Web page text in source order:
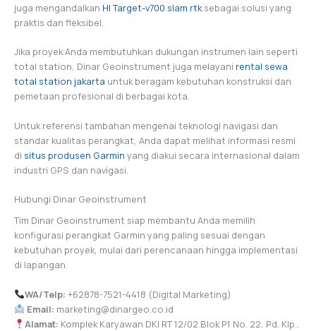
juga mengandalkan HI Target-v700 slam rtksebagai solusi yang
praktis dan fleksibel.
Jika proyek Anda membutuhkan dukungan instrumen lain seperti
total station, Dinar Geoinstrument juga melayani rental sewa
total station jakarta untuk beragam kebutuhan konstruksi dan
pemetaan profesional di berbagai kota.
Untuk referensi tambahan mengenai teknologi navigasi dan
standar kualitas perangkat, Anda dapat melihat informasi resmi
di situs produsen Garmin yang diakui secara internasional dalam
industri GPS dan navigasi.
Hubungi Dinar Geoinstrument
Tim Dinar Geoinstrument siap membantu Anda memilih
konfigurasi perangkat Garmin yang paling sesuai dengan
kebutuhan proyek, mulai dari perencanaan hingga implementasi
di lapangan.
WA/Telp: +62878-7521-4418 (Digital Marketing)
Email: marketing@dinargeo.co.id
Alamat: Komplek Karyawan DKI RT 12/02 Blok P1 No. 22, Pd. Klp.,